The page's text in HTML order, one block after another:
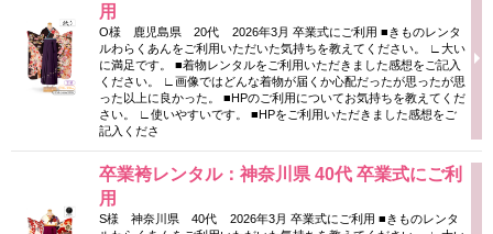
用
O様 鹿児島県 20代 2026年3月 卒業式にご利用 ■きものレンタ
ルわらくあんをご利用いただいた気持ちを教えてください。 ∟大い
に満足です。 ■着物レンタルをご利用いただきました感想をご記入
ください。 ∟画像ではどんな着物が届くか心配だったが思ったが思
った以上に良かった。 ■HPのご利用についてお気持ちを教えてくだ
さい。 ∟使いやすいです。 ■HPをご利用いただきました感想をご
記入くださ
卒業袴レンタル：神奈川県 40代 卒業式にご利
用
S様 神奈川県 40代 2026年3月 卒業式にご利用 ■きものレンタ